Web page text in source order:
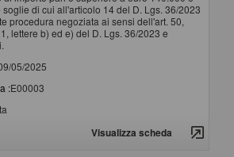
soglie di cui all'articolo 14 del D. Lgs. 36/2023
procedura negoziata ai sensi dell'art. 50,
lettere b) ed e) del D. Lgs. 36/2023 e
05/2025
:E00003
Visualizza scheda